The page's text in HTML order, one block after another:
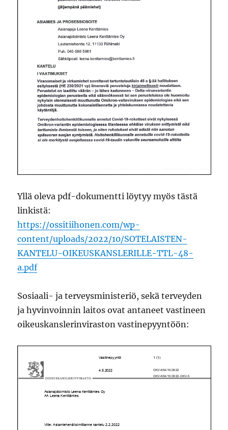
Yllä oleva pdf-dokumentti löytyy myös tästä
linkistä:
https://ossitiihonen.com/wp-
content/uploads/2022/10/SOTELAISTEN-
KANTELU-OIKEUSKANSLERILLE-TTL-48-
a.pdf
Sosiaali- ja terveysministeriö, sekä terveyden
ja hyvinvoinnin laitos ovat antaneet vastineen
oikeuskanslerinviraston vastinepyyntöön: